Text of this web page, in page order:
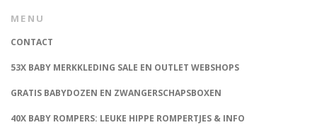
MENU
CONTACT
53X BABY MERKKLEDING SALE EN OUTLET WEBSHOPS
GRATIS BABYDOZEN EN ZWANGERSCHAPSBOXEN
40X BABY ROMPERS: LEUKE HIPPE ROMPERTJES & INFO